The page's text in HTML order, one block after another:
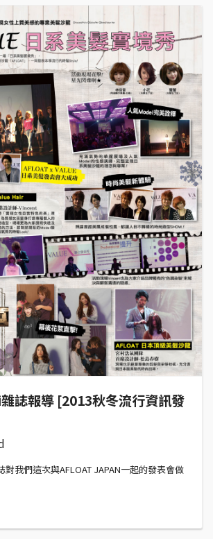
誌報導 [2013秋冬流行資訊發
對我們這次與AFLOAT JAPAN一起的發表會做